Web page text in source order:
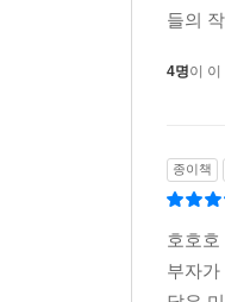
『호호호
공유할 삶
든다. 모
안전한
-102~103쪽
들의
4명이
종이책
호호
부자